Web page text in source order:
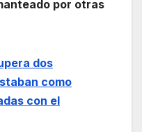
por otras
dos
como
con el